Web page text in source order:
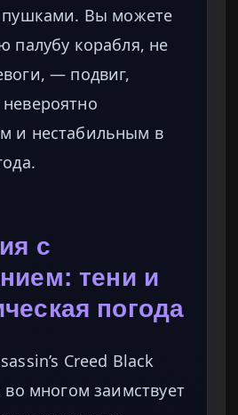
пушками. Вы можете
палубу корабля, не
— подвиг,
и нестабильным в
с
тени и
погода
Creed Black
во многом заимствует